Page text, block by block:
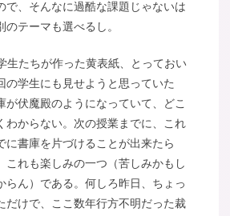
で、そんなに過酷な課題じゃないは
テーマも選べるし。
生たちが作った黄表紙、とっておい
の学生にも見せようと思っていた
が伏魔殿のようになっていて、どこ
わからない。次の授業までに、これ
に書庫を片づけることが出来たら
これも楽しみの一つ（苦しみかもし
らん）である。何しろ昨日、ちょっ
だけで、ここ数年行方不明だった裁